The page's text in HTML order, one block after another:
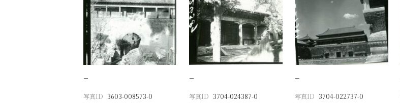
−
写真ID 3603-008573-0
−
写真ID 3704-024387-0
−
写真ID 3704-022737-0